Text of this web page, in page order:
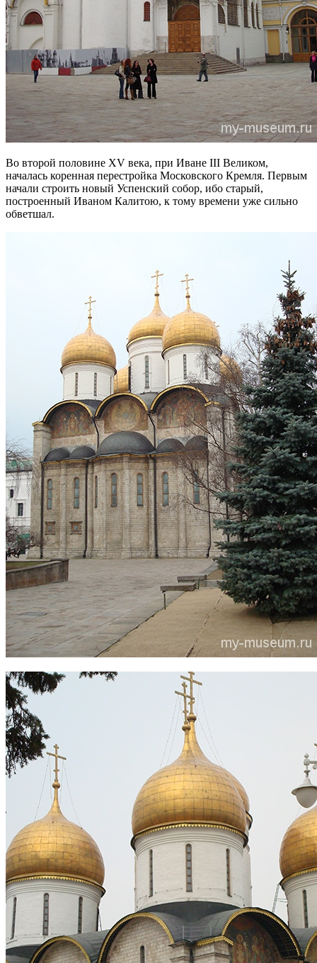
Во второй половине XV века, при Иване III Великом,
началась коренная перестройка Московского Кремля. Первым
начали строить новый Успенский собор, ибо старый,
построенный Иваном Калитою, к тому времени уже сильно
обветшал.